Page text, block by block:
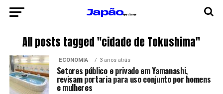
All posts tagged "cidade de Tokushima"
ECONOMIA 3 anos atrás
Setores público e privado em Yamanashi,
revisam portaria para uso conjunto por homens
e mulheres